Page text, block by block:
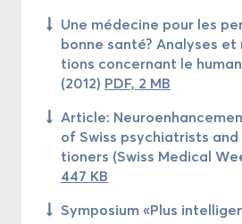
Une mé­de­cine pour les
bonne santé? Ana­lyses
tions concer­nant le
(2012) PDF, 2 MB
Ar­ticle:
of Swiss psy­chia­trists
tio­ners (Swiss Me­di­cal
447 KB
Sym­po­sium «Plus